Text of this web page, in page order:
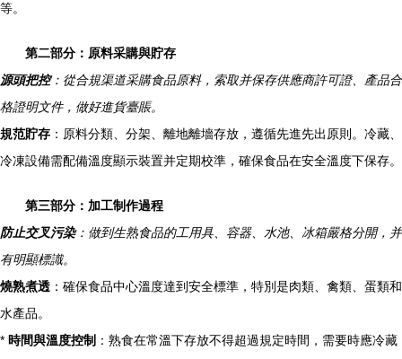
等。
第二部分：原料采購與貯存
源頭把控：從合規渠道采購食品原料，索取并保存供應商許可證、產品合
格證明文件，做好進貨臺賬。
規范貯存 ：原料分類、分架、離地離墻存放，遵循先進先出原則。冷藏、
冷凍設備需配備溫度顯示裝置并定期校準，確保食品在安全溫度下保存。
第三部分：加工制作過程
防止交叉污染：做到生熟食品的工用具、容器、水池、冰箱嚴格分開，并
有明顯標識。
燒熟煮透 ：確保食品中心溫度達到安全標準，特別是肉類、禽類、蛋類和
水產品。
* 時間與溫度控制 ：熟食在常溫下存放不得超過規定時間，需要時應冷藏